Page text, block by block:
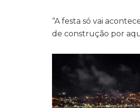
“A festa só vai
de construção por